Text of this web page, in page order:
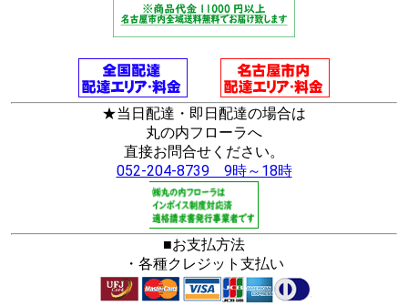
★当日配達・即日配達の場合は
丸の内フローラへ
直接お問合せください。
052-204-8739 9時～18時
■お支払方法
・各種クレジット支払い